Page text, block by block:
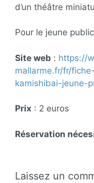
d’un théâtre
Pour le jeune
Site web : https://
mallarme.fr/fr/
kamishibai-jeune-
Prix : 2 euros
Réservation
Laissez un